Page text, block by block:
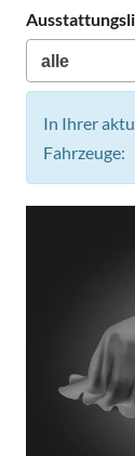
In Ihrer
Fahrzeuge: